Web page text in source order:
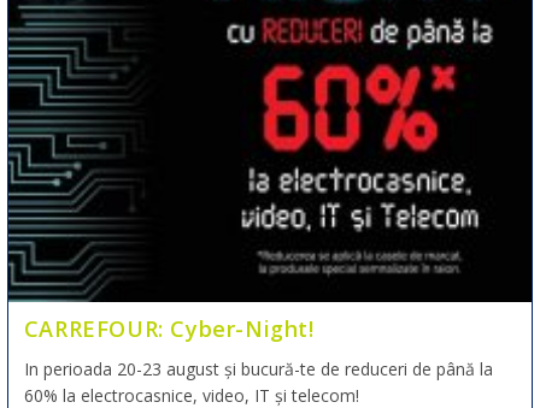
CARREFOUR: Cyber-Night!
In perioada 20-23 august și bucură-te de reduceri de până la
60% la electrocasnice, video, IT și telecom!